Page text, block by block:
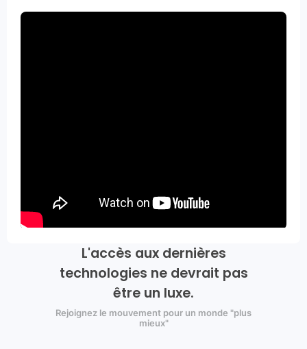
L'accès aux dernières
technologies ne devrait pas
être un luxe.
Rejoignez le mouvement pour un monde "plus
mieux"